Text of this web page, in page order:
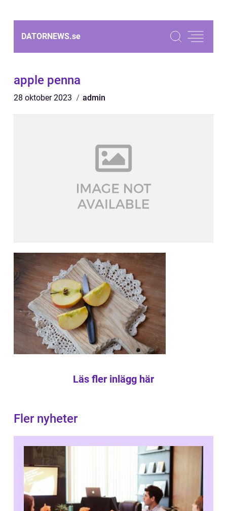
DATORNEWS.se
apple penna
28 oktober 2023 admin
Läs fler inlägg här
Fler nyheter